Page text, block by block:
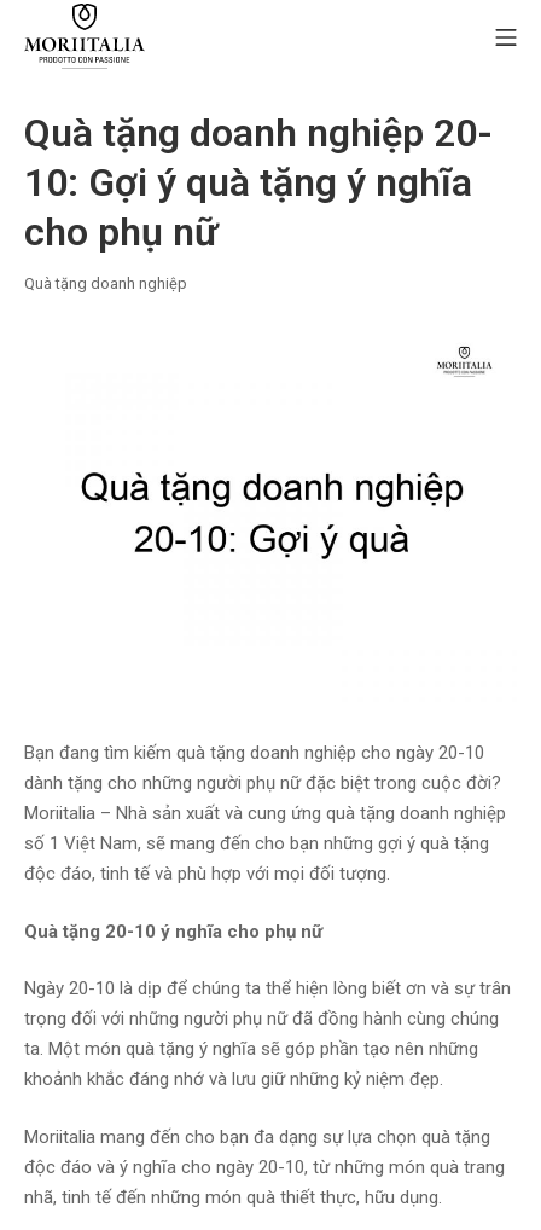
Quà tặng doanh nghiệp 20-
10: Gợi ý quà tặng ý nghĩa
cho phụ nữ
Quà tặng doanh nghiệp
Bạn đang tìm kiếm quà tặng doanh nghiệp cho ngày 20-10
dành tặng cho những người phụ nữ đặc biệt trong cuộc đời?
Moriitalia – Nhà sản xuất và cung ứng quà tặng doanh nghiệp
số 1 Việt Nam, sẽ mang đến cho bạn những gợi ý quà tặng
độc đáo, tinh tế và phù hợp với mọi đối tượng.
Quà tặng 20-10 ý nghĩa cho phụ nữ
Ngày 20-10 là dịp để chúng ta thể hiện lòng biết ơn và sự trân
trọng đối với những người phụ nữ đã đồng hành cùng chúng
ta. Một món quà tặng ý nghĩa sẽ góp phần tạo nên những
khoảnh khắc đáng nhớ và lưu giữ những kỷ niệm đẹp.
Moriitalia mang đến cho bạn đa dạng sự lựa chọn quà tặng
độc đáo và ý nghĩa cho ngày 20-10, từ những món quà trang
nhã, tinh tế đến những món quà thiết thực, hữu dụng.